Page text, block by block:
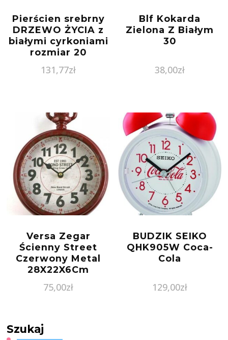
Pierścien srebrny
DRZEWO ŻYCIA z
białymi cyrkoniami
rozmiar 20
131,77zł
Blf Kokarda
Zielona Z Białym
30
38,00zł
Versa Zegar
Ścienny Street
Czerwony Metal
28X22X6Cm
75,00zł
BUDZIK SEIKO
QHK905W Coca-
Cola
129,00zł
Szukaj